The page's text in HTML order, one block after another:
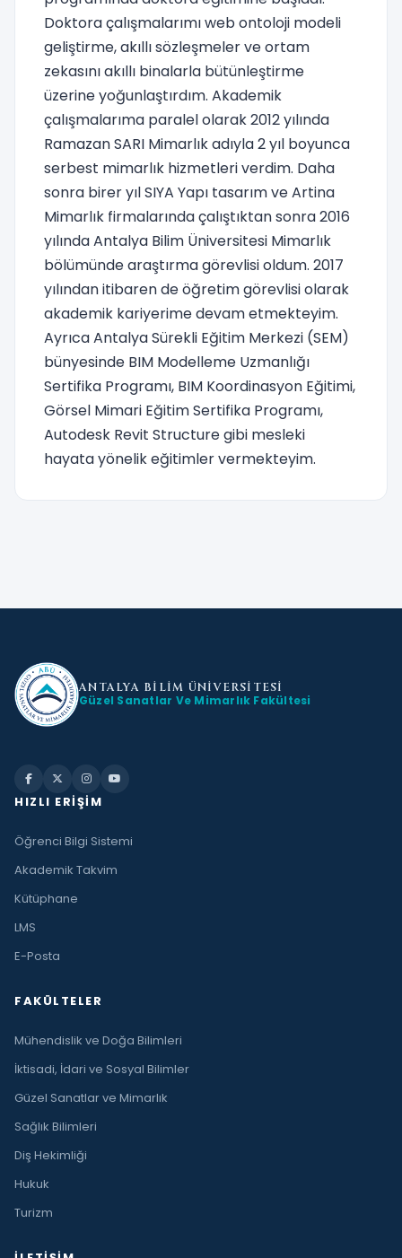
Doktora çalışmalarımı web ontoloji modeli
geliştirme, akıllı sözleşmeler ve ortam
zekasını akıllı binalarla bütünleştirme
üzerine yoğunlaştırdım. Akademik
çalışmalarıma paralel olarak 2012 yılında
Ramazan SARI Mimarlık adıyla 2 yıl boyunca
serbest mimarlık hizmetleri verdim. Daha
sonra birer yıl SIYA Yapı tasarım ve Artina
Mimarlık firmalarında çalıştıktan sonra 2016
yılında Antalya Bilim Üniversitesi Mimarlık
bölümünde araştırma görevlisi oldum. 2017
yılından itibaren de öğretim görevlisi olarak
akademik kariyerime devam etmekteyim.
Ayrıca Antalya Sürekli Eğitim Merkezi (SEM)
bünyesinde BIM Modelleme Uzmanlığı
Sertifika Programı, BIM Koordinasyon Eğitimi,
Görsel Mimari Eğitim Sertifika Programı,
Autodesk Revit Structure gibi mesleki
hayata yönelik eğitimler vermekteyim.
ANTALYA BİLİM ÜNİVERSİTESİ
Güzel Sanatlar Ve Mimarlık Fakültesi
HIZLI ERIŞIM
Öğrenci Bilgi Sistemi
Akademik Takvim
Kütüphane
LMS
E-Posta
FAKÜLTELER
Mühendislik ve Doğa Bilimleri
İktisadi, İdari ve Sosyal Bilimler
Güzel Sanatlar ve Mimarlık
Sağlık Bilimleri
Diş Hekimliği
Hukuk
Turizm